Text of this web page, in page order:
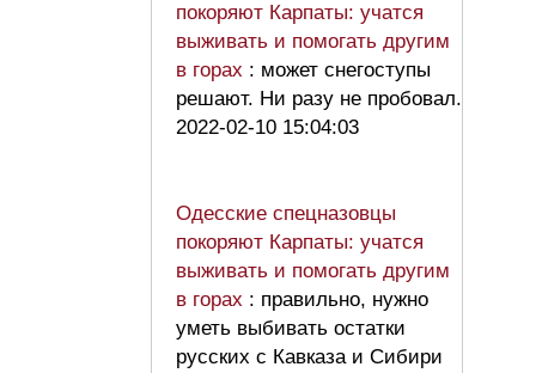
покоряют Карпаты: учатся
выживать и помогать другим
в горах : может снегоступы
решают. Ни разу не пробовал.
2022-02-10 15:04:03
Одесские спецназовцы
покоряют Карпаты: учатся
выживать и помогать другим
в горах : правильно, нужно
уметь выбивать остатки
русских с Кавказа и Сибири